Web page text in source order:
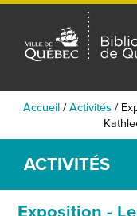
Accueil/Activités /
ACTIVITÉS